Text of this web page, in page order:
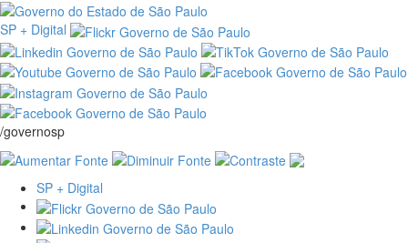
SP + Digital
/governosp
SP + Digital